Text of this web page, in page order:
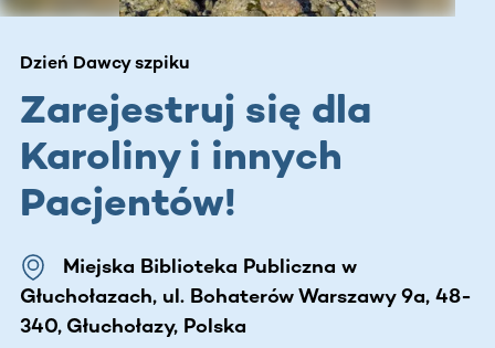
Dzień Dawcy szpiku
Zarejestruj się dla
Karoliny i innych
Pacjentów!
Miejska Biblioteka Publiczna w
Głuchołazach, ul. Bohaterów Warszawy 9a, 48-
340, Głuchołazy, Polska